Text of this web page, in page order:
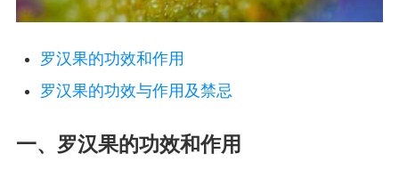
罗汉果的功效和作用
罗汉果的功效与作用及禁忌
一、罗汉果的功效和作用